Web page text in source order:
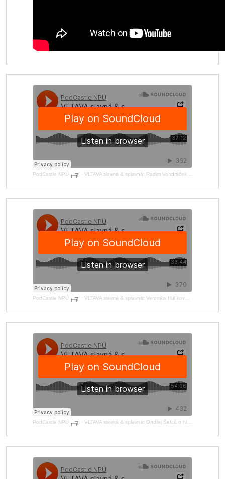
PodCastle NPÚ · VLTAVA slavná & splavná: Radim Vondráček o užitém umění inspirovaném Vltavou
PodCastle NPÚ · VLTAVA slavná & splavná: Veronika Hulíková o Vltavě ve výtvarném umění
PodCastle NPÚ · VLTAVA slavná & splavná: Ondřej Šefců o historii a mýtech Karlova mostu